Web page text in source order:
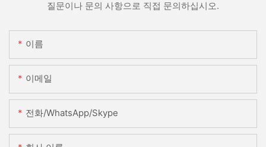
질문이나 문의 사항으로 직접 문의하십시오.
이름
이메일
전화/WhatsApp/Skype